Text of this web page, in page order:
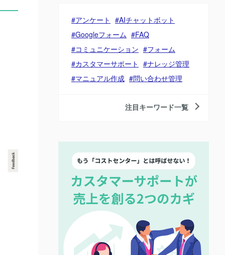
アンケート
AIチャットボット
Googleフォーム
FAQ
コミュニケーション
フォーム
カスタマーサポート
ナレッジ管理
マニュアル作成
問い合わせ管理
注目キーワード一覧